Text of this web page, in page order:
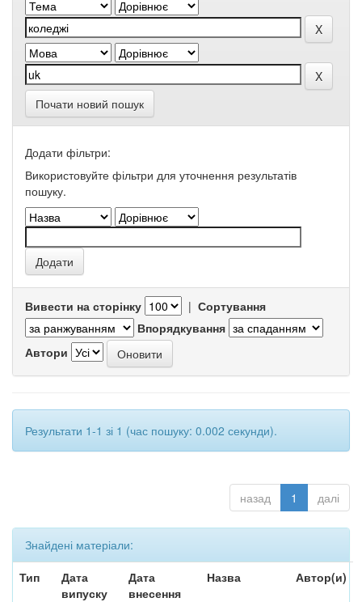
Почати новий пошук
Додати фільтри:
Використовуйте фільтри для уточнення результатів
пошуку.
Вивести на сторінку | Сортування
Впорядкування
Автори
Результати 1-1 зі 1 (час пошуку: 0.002 секунди).
назад 1 далі
Знайдені матеріали:
Тип
Дата
випуску
Дата
внесення
Назва Автор(и)